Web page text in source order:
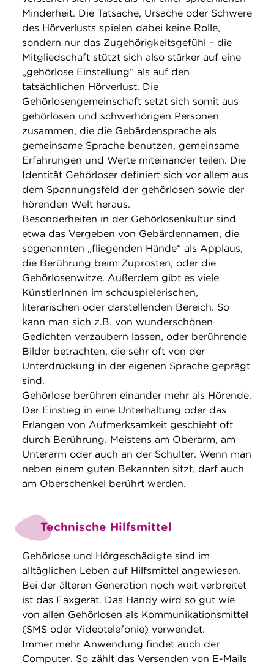
Minderheit. Die Tatsache, Ursache oder Schwere
des Hörverlusts spielen dabei keine Rolle,
sondern nur das Zugehörigkeitsgefühl – die
Mitgliedschaft stützt sich also stärker auf eine
„gehörlose Einstellung“ als auf den
tatsächlichen Hörverlust. Die
Gehörlosengemeinschaft setzt sich somit aus
gehörlosen und schwerhörigen Personen
zusammen, die die Gebärdensprache als
gemeinsame Sprache benutzen, gemeinsame
Erfahrungen und Werte miteinander teilen. Die
Identität Gehörloser definiert sich vor allem aus
dem Spannungsfeld der gehörlosen sowie der
hörenden Welt heraus.
Besonderheiten in der Gehörlosenkultur sind
etwa das Vergeben von Gebärdennamen, die
sogenannten „fliegenden Hände“ als Applaus,
die Berührung beim Zuprosten, oder die
Gehörlosenwitze. Außerdem gibt es viele
KünstlerInnen im schauspielerischen,
literarischen oder darstellenden Bereich. So
kann man sich z.B. von wunderschönen
Gedichten verzaubern lassen, oder berührende
Bilder betrachten, die sehr oft von der
Unterdrückung in der eigenen Sprache geprägt
sind.
Gehörlose berühren einander mehr als Hörende.
Der Einstieg in eine Unterhaltung oder das
Erlangen von Aufmerksamkeit geschieht oft
durch Berührung. Meistens am Oberarm, am
Unterarm oder auch an der Schulter. Wenn man
neben einem guten Bekannten sitzt, darf auch
am Oberschenkel berührt werden.
Technische Hilfsmittel
Gehörlose und Hörgeschädigte sind im
alltäglichen Leben auf Hilfsmittel angewiesen.
Bei der älteren Generation noch weit verbreitet
ist das Faxgerät. Das Handy wird so gut wie
von allen Gehörlosen als Kommunikationsmittel
(SMS oder Videotelefonie) verwendet.
Immer mehr Anwendung findet auch der
Computer. So zählt das Versenden von E-Mails